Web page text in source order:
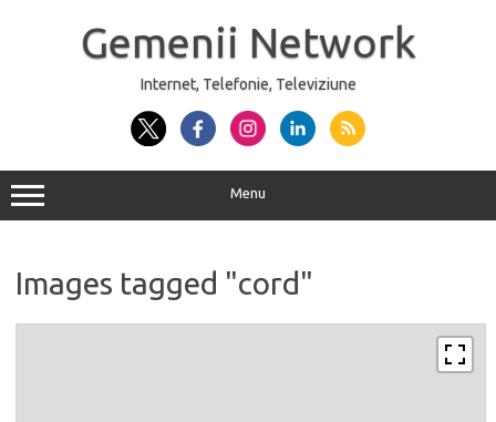
Gemenii Network
Internet, Telefonie, Televiziune
Menu
Images tagged "cord"